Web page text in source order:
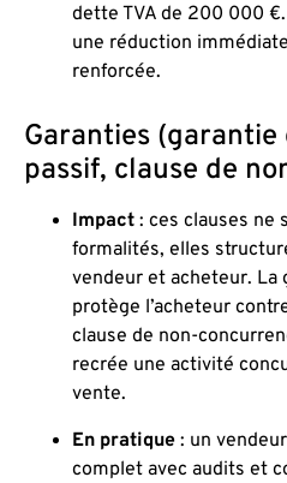
dette TVA de 200 000
une réduction
renforcée.
Garanties (garantie
passif, clause de
Impact : ces clauses ne
formalités, elles
vendeur et acheteur. La
protège l’acheteur
clause de non-
recrée une activité
vente.
En pratique : un
complet avec audits et